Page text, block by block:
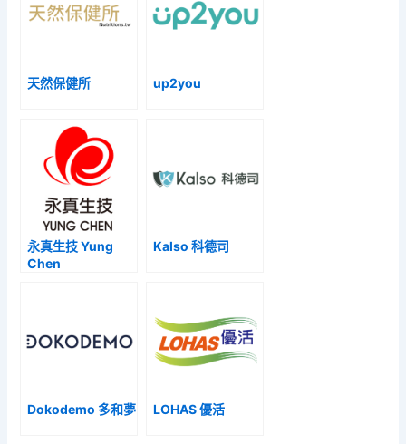
天然保健所 up2you
永真生技 Yung
Chen
Kalso 科德司
Dokodemo 多和夢 LOHAS 優活